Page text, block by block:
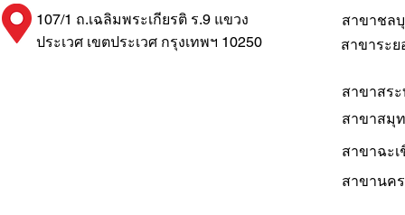
สาขาระย
107/1 ถ.เฉลิมพระเกียรติ ร.9 แขวง
ประเวศ เขตประเวศ กรุงเทพฯ 10250
สาขาสร
สาขาชล
สาขาสมุ
สาขาฉะเ
สาขานค